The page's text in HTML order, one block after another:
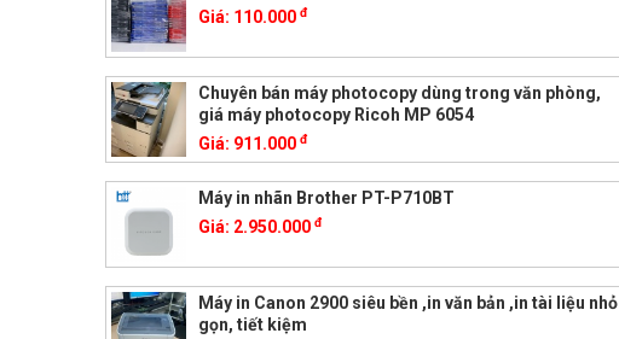
Giá: 110.000 đ
Chuyên bán máy photocopy dùng trong văn phòng,
giá máy photocopy Ricoh MP 6054
Giá: 911.000 đ
Máy in nhãn Brother PT-P710BT
Giá: 2.950.000 đ
Máy in Canon 2900 siêu bền ,in văn bản ,in tài liệu nhỏ
gọn, tiết kiệm